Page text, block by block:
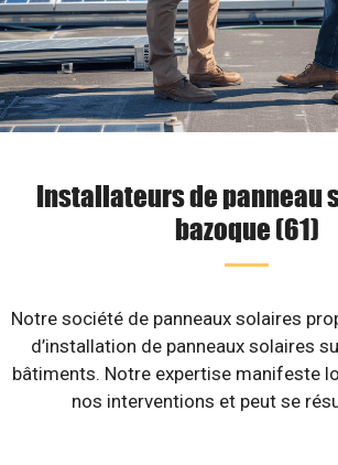
Installateurs de panneau
bazoque (61)
Notre société de panneaux solaires
d’installation de panneaux solaires
bâtiments. Notre expertise manifeste
nos interventions et peut se